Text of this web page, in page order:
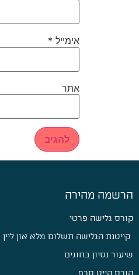
אימייל *
אתר
הרשמה מהירה
קורס גלישה פרטי
קייטנת הגלישה תשלום מלא און ליין
שיעור נסיון בחוגים
קורס קייט סרף